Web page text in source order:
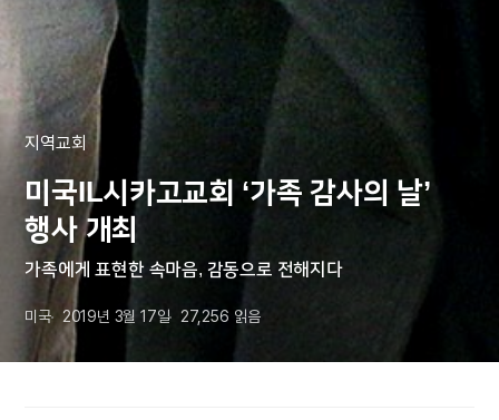
지역교회
미국IL시카고교회 ‘가족 감사의 날’
행사 개최
가족에게 표현한 속마음, 감동으로 전해지다
미국 2019년 3월 17일 27,256 읽음